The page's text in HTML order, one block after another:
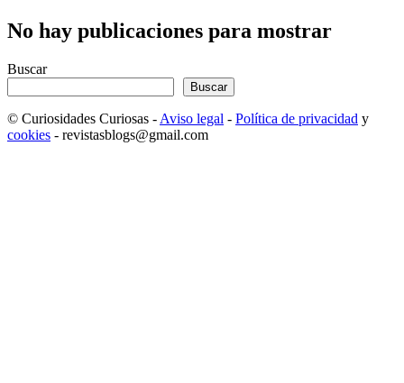
No hay publicaciones para mostrar
Buscar
Buscar
© Curiosidades Curiosas - Aviso legal - Política de privacidad y
cookies - revistasblogs@gmail.com